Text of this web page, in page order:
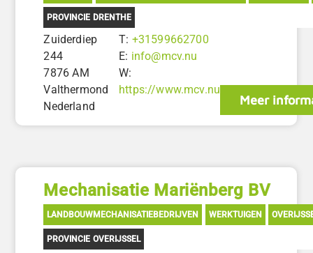
PROVINCIE DRENTHE
Zuiderdiep
244
7876 AM
Valthermond
Nederland
T: +31599662700
E: info@mcv.nu
W:
https://www.mcv.nu
Meer
Mechanisatie Mariënberg BV
LANDBOUWMECHANISATIEBEDRIJVEN WERKTUIGEN
PROVINCIE OVERIJSSEL